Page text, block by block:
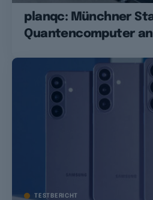
planqc: Münchner
Quantencomputer
TESTBERICHT